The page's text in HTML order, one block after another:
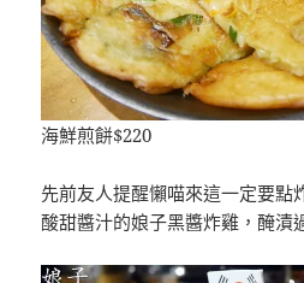
海鮮煎餅$220
先前友人提醒懶喵來這一定要點
酸甜醬汁的娘子黑醬炸雞，醃漬